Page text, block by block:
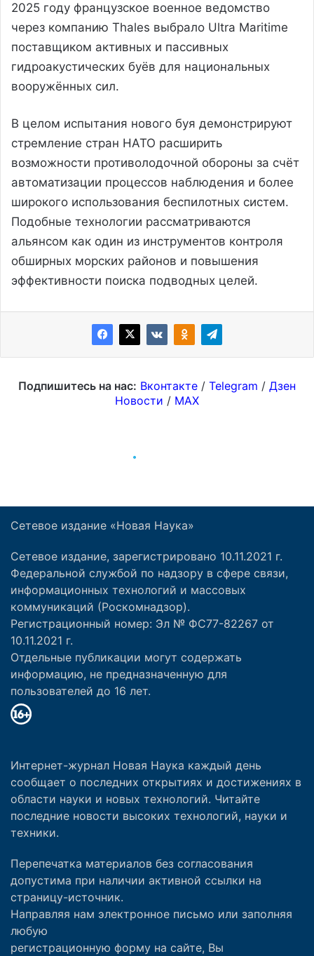
Сетевое издание «Новая Наука»
Сетевое издание, зарегистрировано 10.11.2021 г.
Федеральной службой по надзору в сфере связи,
информационных технологий и массовых
коммуникаций (Роскомнадзор).
Регистрационный номер: Эл № ФС77-82267 от
10.11.2021 г.
Отдельные публикации могут содержать
информацию, не предназначенную для
пользователей до 16 лет.
Интернет-журнал Новая Наука каждый день
сообщает о последних открытиях и достижениях в
области науки и новых технологий. Читайте
последние новости высоких технологий, науки и
техники.
Перепечатка материалов без согласования
допустима при наличии активной ссылки на
страницу-источник.
Направляя нам электронное письмо или заполняя
любую
регистрационную форму на сайте, Вы